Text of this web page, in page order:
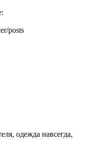
posts
одежда навсегда,